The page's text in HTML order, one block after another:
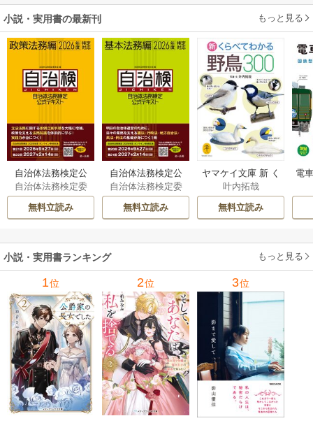
小説・実用書の最新刊 もっと見る
自治体法務検定公
式テキスト 政策
法務編 ２０２６
年度検定対応 1巻
自治体法務検定委
員会
無料立読み
自治体法務検定公
式テキスト 基本
法務編 ２０２６
年度検定対応 1巻
自治体法務検定委
員会
無料立読み
ヤマケイ文庫 新 く
らべてわかる野鳥3
00 1巻
叶内拓哉
無料立読み
電
小説・実用書ランキング もっと見る
1位 2位 3位